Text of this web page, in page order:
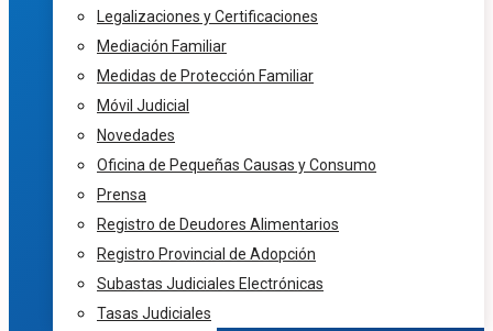
Legalizaciones y Certificaciones
Mediación Familiar
Medidas de Protección Familiar
Móvil Judicial
Novedades
Oficina de Pequeñas Causas y Consumo
Prensa
Registro de Deudores Alimentarios
Registro Provincial de Adopción
Subastas Judiciales Electrónicas
Tasas Judiciales